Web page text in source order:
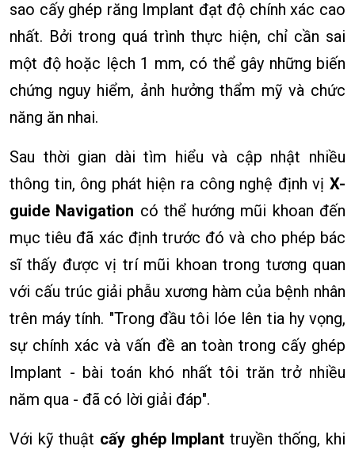
sao cấy ghép răng Implant đạt độ chính xác cao
nhất. Bởi trong quá trình thực hiện, chỉ cần sai
một độ hoặc lệch 1 mm, có thể gây những biến
chứng nguy hiểm, ảnh hưởng thẩm mỹ và chức
năng ăn nhai.
Sau thời gian dài tìm hiểu và cập nhật nhiều
thông tin, ông phát hiện ra công nghệ định vị X-
guide Navigation có thể hướng mũi khoan đến
mục tiêu đã xác định trước đó và cho phép bác
sĩ thấy được vị trí mũi khoan trong tương quan
với cấu trúc giải phẫu xương hàm của bệnh nhân
trên máy tính. "Trong đầu tôi lóe lên tia hy vọng,
sự chính xác và vấn đề an toàn trong cấy ghép
Implant - bài toán khó nhất tôi trăn trở nhiều
năm qua - đã có lời giải đáp".
Với kỹ thuật cấy ghép Implant truyền thống, khi